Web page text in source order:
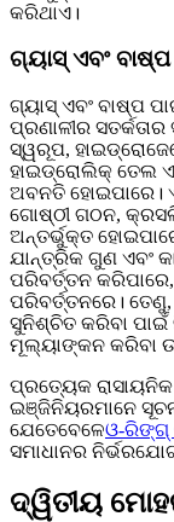
କରିଥାଏ।
ଗ୍ୟାସ୍ ଏବଂ ବାଷ୍ପ
ଗ୍ୟାସ୍ ଏବଂ ବାଷ୍ପ
ପ୍ରଣାଳୀର
ସ୍ୱରୂପ,
ହାଇଡ୍ରୋଲିକ୍ ତେଲ
ଅବନତି ହୋଇପାରେ।
ଗୋଷ୍ଠୀ ଗଠନ,
ଅନ୍ତର୍ଭୁକ୍ତ
ଯାନ୍ତ୍ରିକ ଗୁଣ ଏବଂ
ପରିବର୍ତ୍ତନ କରିପାରେ,
ପରିବର୍ତ୍ତନରେ।
ସୁନିଶ୍ଚିତ କରିବା ପାଇଁ
ମୂଲ୍ୟାଙ୍କନ କରିବା
ପ୍ରତ୍ୟେକ
ଇଞ୍ଜିନିୟରମାନେ
ଯେତେବେଳେଓ-ରିଙ୍ଗ୍
ସମାଧାନର
ଦ୍ୱିତୀୟ